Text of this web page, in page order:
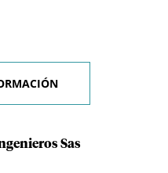
Sas